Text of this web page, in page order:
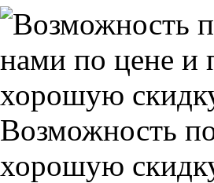
Возможность
хорошую